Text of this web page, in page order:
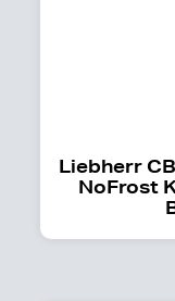
Liebherr
NoFrost